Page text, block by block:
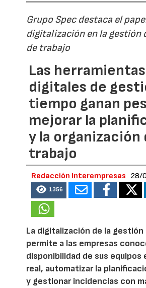
Grupo Spec destaca el
digitalización en la gestión
de trabajo
Las herramientas
digitales de
tiempo ganan
mejorar la
y la organización
trabajo
Redacción Interempresas 28/
1356
La digitalización de la gestión
permite a las empresas
disponibilidad de sus equipos
real, automatizar la
y gestionar incidencias con